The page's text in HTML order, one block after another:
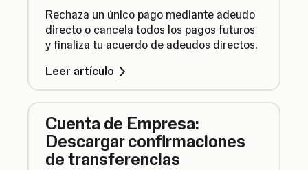
Rechaza un único pago mediante adeudo
directo o cancela todos los pagos futuros
y finaliza tu acuerdo de adeudos directos.
Leer artículo
Cuenta de Empresa:
Descargar confirmaciones
de transferencias